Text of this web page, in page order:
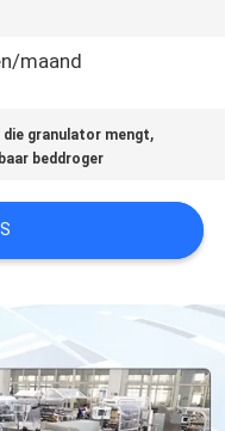
maand
die granulator mengt,
beddroger